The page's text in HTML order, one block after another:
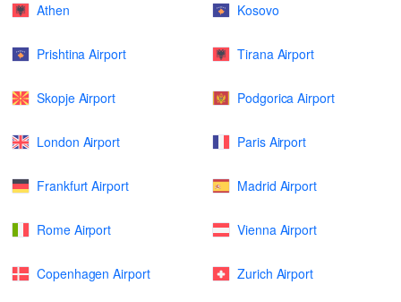
Athen Kosovo
Prishtina Airport Tirana Airport
Skopje Airport Podgorica Airport
London Airport Paris Airport
Frankfurt Airport Madrid Airport
Rome Airport Vienna Airport
Copenhagen Airport Zurich Airport